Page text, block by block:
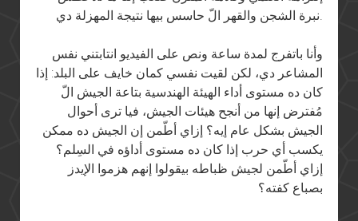
نبرة الشجن والقهر الّ حاسس بيها نتيجة المهزلة دي.
وأنا باتفرج لمدة ساعة ونص على الفيديو انتابتني نفس
المشاعر دي، لكن لقيت نفسي كمان خايف على البلد: إذا
كان ده مستوى أداء الهيئة الهندسية بتاعة الجيش الّ
مُفترض إنها من أنجح هيئات الجيش، فيا ترى أحوال
الجيش بشكل عام إيه؟ إزاي أطّمن إن الجيش ده ممكن
يكسب أي حرب إذا كان ده مستوى أداؤه في السِلم؟
إزاي أطّمن لجيش ظباطه بيقولوا إنهم هزموا الإيدز
بصباع كفته؟